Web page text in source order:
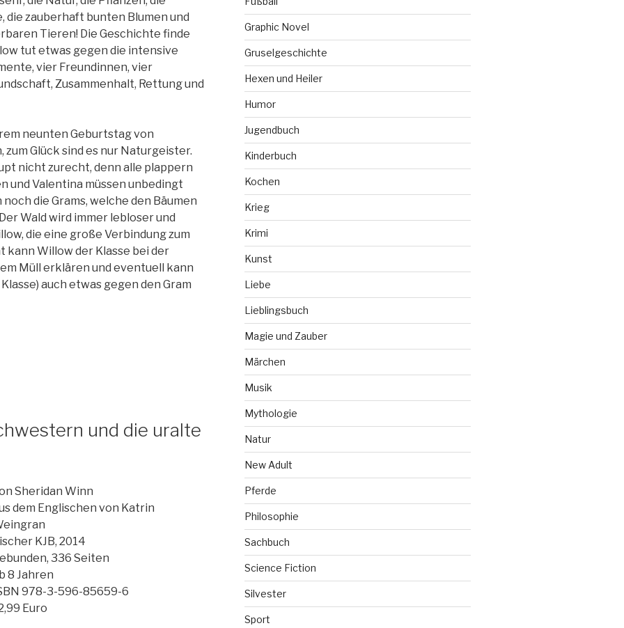
zauberhaft bunten Blumen und
Tieren! Die Geschichte finde
tut etwas gegen die intensive
vier Freundinnen, vier
Zusammenhalt, Rettung und
neunten Geburtstag von
Glück sind es nur Naturgeister.
nicht zurecht, denn alle plappern
und Valentina müssen unbedingt
die Grams, welche den Bäumen
Wald wird immer lebloser und
die eine große Verbindung zum
kann Willow der Klasse bei der
Müll erklären und eventuell kann
auch etwas gegen den Gram
und die uralte
Sheridan Winn
dem Englischen von Katrin
KJB, 2014
336 Seiten
8 Jahren
978-3-596-85659-6
Euro
Graphic Novel
Gruselgeschichte
Hexen und Heiler
Humor
Jugendbuch
Kinderbuch
Kochen
Krieg
Krimi
Kunst
Liebe
Lieblingsbuch
Magie und Zauber
Märchen
Musik
Mythologie
Natur
New Adult
Pferde
Philosophie
Sachbuch
Science Fiction
Silvester
Sport